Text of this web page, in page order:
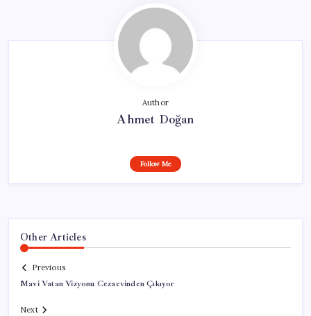
Author
Ahmet Doğan
Follow Me
Other Articles
Previous
Mavi Vatan Vizyonu Cezaevinden Çıkıyor
Next